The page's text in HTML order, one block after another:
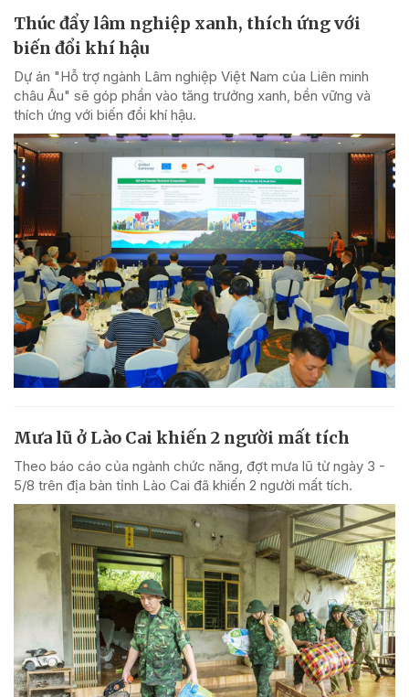
Thúc đẩy lâm nghiệp xanh, thích ứng với
biến đổi khí hậu
Dự án "Hỗ trợ ngành Lâm nghiệp Việt Nam của Liên minh
châu Âu" sẽ góp phần vào tăng trưởng xanh, bền vững và
thích ứng với biến đổi khí hậu.
Mưa lũ ở Lào Cai khiến 2 người mất tích
Theo báo cáo của ngành chức năng, đợt mưa lũ từ ngày 3 -
5/8 trên địa bàn tỉnh Lào Cai đã khiến 2 người mất tích.